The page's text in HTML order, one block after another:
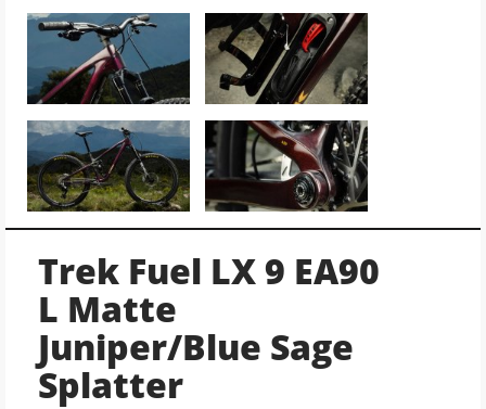
Trek Fuel LX 9 EA90
L Matte
Juniper/Blue Sage
Splatter